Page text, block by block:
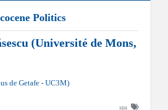
Politics
(Université de Mons,
de Getafe - UC3M)
spa